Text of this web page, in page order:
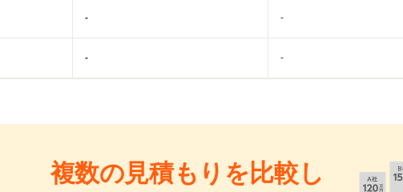
- -
- -
複数の見積もりを比較し